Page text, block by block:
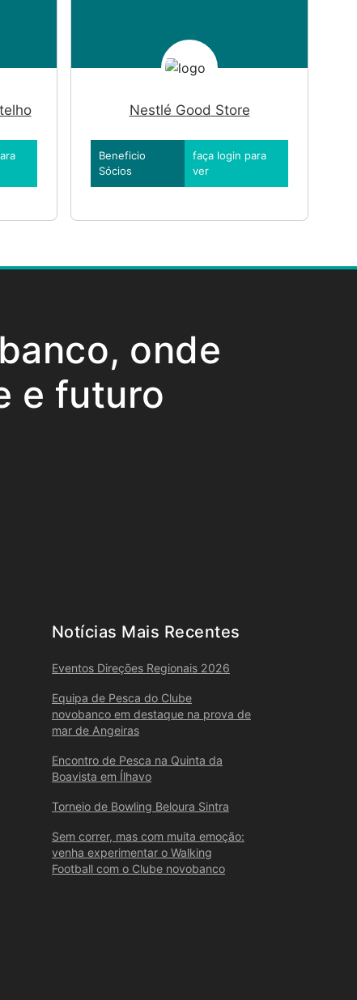
Nestlé Good Store
Beneficio
Sócios
faça login para
ver
onde
e futuro
Notícias Mais Recentes
Eventos Direções Regionais 2026
Equipa de Pesca do Clube
novobanco em destaque na prova de
mar de Angeiras
Encontro de Pesca na Quinta da
Boavista em Ílhavo
Torneio de Bowling Beloura Sintra
Sem correr, mas com muita emoção:
venha experimentar o Walking
Football com o Clube novobanco